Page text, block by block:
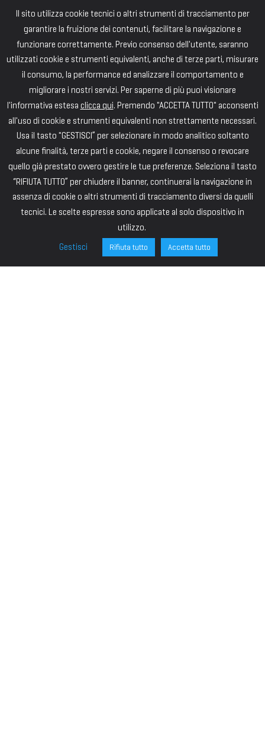
Il sito utilizza cookie tecnici o altri strumenti di tracciamento per
garantire la fruizione dei contenuti, facilitare la navigazione e
funzionare correttamente. Previo consenso dell'utente, saranno
utilizzati cookie e strumenti equivalenti, anche di terze parti, misurare
il consumo, la performance ed analizzare il comportamento e
migliorare i nostri servizi. Per saperne di più puoi visionare
l'informativa estesa clicca qui. Premendo "ACCETTA TUTTO" acconsenti
all'uso di cookie e strumenti equivalenti non strettamente necessari.
Usa il tasto "GESTISCI” per selezionare in modo analitico soltanto
alcune finalità, terze parti e cookie, negare il consenso o revocare
quello già prestato ovvero gestire le tue preferenze. Seleziona il tasto
“RIFIUTA TUTTO” per chiudere il banner, continuerai la navigazione in
assenza di cookie o altri strumenti di tracciamento diversi da quelli
tecnici. Le scelte espresse sono applicate al solo dispositivo in
utilizzo.
Gestisci
Rifiuta tutto Accetta tutto